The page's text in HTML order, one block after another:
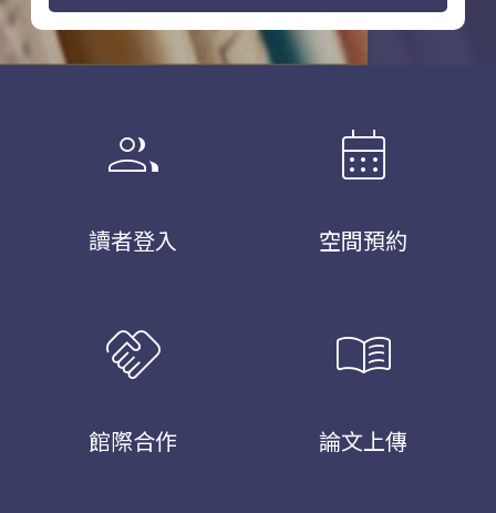
group
讀者登入
calendar_month
空間預約
handshake
館際合作
menu_book
論文上傳